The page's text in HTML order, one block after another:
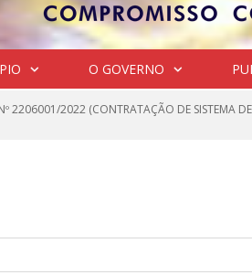
O GOVERNO
2206001/2022 (CONTRATAÇÃO DE SISTEMA